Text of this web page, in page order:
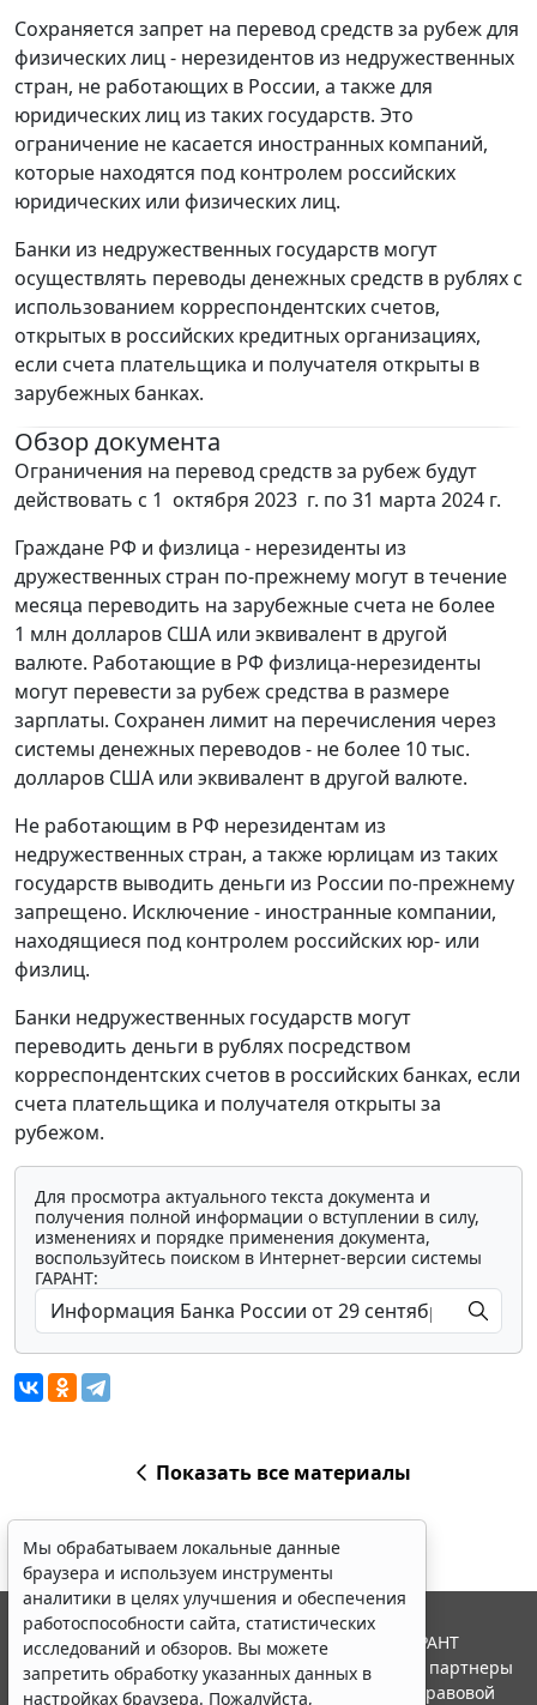
Сохраняется запрет на перевод средств за рубеж для
физических лиц - нерезидентов из недружественных
стран, не работающих в России, а также для
юридических лиц из таких государств. Это
ограничение не касается иностранных компаний,
которые находятся под контролем российских
юридических или физических лиц.
Банки из недружественных государств могут
осуществлять переводы денежных средств в рублях с
использованием корреспондентских счетов,
открытых в российских кредитных организациях,
если счета плательщика и получателя открыты в
зарубежных банках.
Обзор документа
Ограничения на перевод средств за рубеж будут
действовать с 1 октября 2023 г. по 31 марта 2024 г.
Граждане РФ и физлица - нерезиденты из
дружественных стран по-прежнему могут в течение
месяца переводить на зарубежные счета не более
1 млн долларов США или эквивалент в другой
валюте. Работающие в РФ физлица-нерезиденты
могут перевести за рубеж средства в размере
зарплаты. Сохранен лимит на перечисления через
системы денежных переводов - не более 10 тыс.
долларов США или эквивалент в другой валюте.
Не работающим в РФ нерезидентам из
недружественных стран, а также юрлицам из таких
государств выводить деньги из России по-прежнему
запрещено. Исключение - иностранные компании,
находящиеся под контролем российских юр- или
физлиц.
Банки недружественных государств могут
переводить деньги в рублях посредством
корреспондентских счетов в российских банках, если
счета плательщика и получателя открыты за
рубежом.
Для просмотра актуального текста документа и
получения полной информации о вступлении в силу,
изменениях и порядке применения документа,
воспользуйтесь поиском в Интернет-версии системы
ГАРАНТ:
Показать все материалы
Мы обрабатываем локальные данные
браузера и используем инструменты
аналитики в целях улучшения и обеспечения
работоспособности сайта, статистических
исследований и обзоров. Вы можете
запретить обработку указанных данных в
настройках браузера. Пожалуйста,
© ООО "НПП "ГАРАНТ-СЕРВИС", 2026. Система ГАРАНТ
выпускается с 1990 года. Компания "Гарант" и ее партнеры
являются участниками Российской ассоциации правовой